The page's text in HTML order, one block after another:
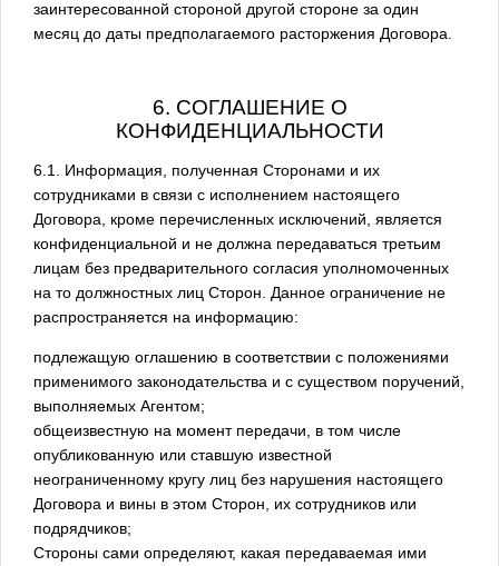
заинтересованной стороной другой стороне за один
месяц до даты предполагаемого расторжения Договора.
6. СОГЛАШЕНИЕ О
КОНФИДЕНЦИАЛЬНОСТИ
6.1. Информация, полученная Сторонами и их
сотрудниками в связи с исполнением настоящего
Договора, кроме перечисленных исключений, является
конфиденциальной и не должна передаваться третьим
лицам без предварительного согласия уполномоченных
на то должностных лиц Сторон. Данное ограничение не
распространяется на информацию:
подлежащую оглашению в соответствии с положениями
применимого законодательства и с существом поручений,
выполняемых Агентом;
общеизвестную на момент передачи, в том числе
опубликованную или ставшую известной
неограниченному кругу лиц без нарушения настоящего
Договора и вины в этом Сторон, их сотрудников или
подрядчиков;
Стороны сами определяют, какая передаваемая ими